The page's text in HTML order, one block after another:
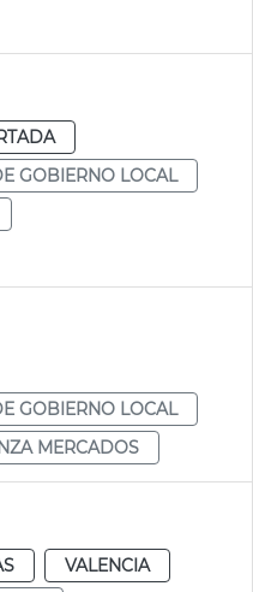
GOBIERNO LOCAL
GOBIERNO LOCAL
MERCADOS
VALENCIA